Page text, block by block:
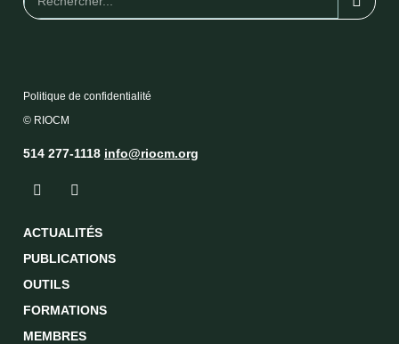
Politique de confidentialité
© RIOCM
514 277-1118 info@riocm.org
ACTUALITÉS
PUBLICATIONS
OUTILS
FORMATIONS
MEMBRES